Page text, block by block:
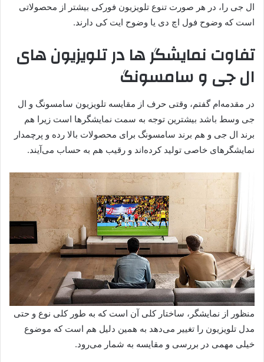
ال جی را، در هر صورت تنوع تلویزیون فورکی بیشتر از محصولاتی
است که وضوح فول اچ دی یا وضوح ایت کی دارند.
تفاوت نمایشگر ها در تلویزیون های
ال جی و سامسونگ
در مقدمه‌ام گفتم، وقتی حرف از مقایسه تلویزیون سامسونگ و ال
جی وسط باشد بیشترین توجه به سمت نمایشگرها است زیرا هم
برند ال جی و هم برند سامسونگ برای محصولات بالا رده و پرچمدار
نمایشگرهای خاصی تولید کرده‌اند و رقیب هم به حساب می‌آیند.
منظور از نمایشگر، ساختار کلی آن است که به طور کلی نوع و حتی
مدل تلویزیون را تغییر می‌دهد به همین دلیل هم است که موضوع
خیلی مهمی در بررسی و مقایسه به شمار می‌رود.